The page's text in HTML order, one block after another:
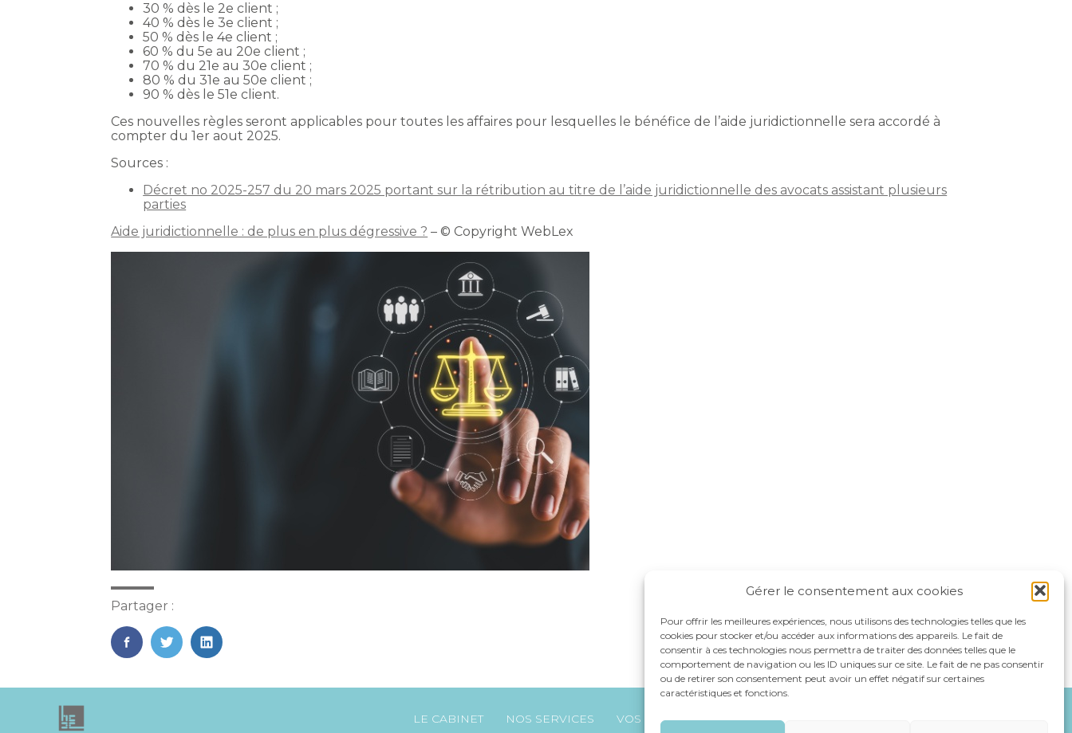
Gérer le consentement aux cookies
Pour offrir les meilleures expériences, nous utilisons des technologies telles que les
cookies pour stocker et/ou accéder aux informations des appareils. Le fait de
consentir à ces technologies nous permettra de traiter des données telles que le
comportement de navigation ou les ID uniques sur ce site. Le fait de ne pas consentir
ou de retirer son consentement peut avoir un effet négatif sur certaines
caractéristiques et fonctions.
30 % dès le 2e client ;
40 % dès le 3e client ;
50 % dès le 4e client ;
60 % du 5e au 20e client ;
70 % du 21e au 30e client ;
80 % du 31e au 50e client ;
90 % dès le 51e client.
Ces nouvelles règles seront applicables pour toutes les affaires pour lesquelles le bénéfice de l’aide juridictionnelle sera accordé à
compter du 1er aout 2025.
Sources :
Décret no 2025-257 du 20 mars 2025 portant sur la rétribution au titre de l’aide juridictionnelle des avocats assistant plusieurs
parties
Aide juridictionnelle : de plus en plus dégressive ? – © Copyright WebLex
Partager :
FaceBook
TwitterLinkedIn
Footer
LE CABINET NOS SERVICES VOS OUTILS NOS SPÉCIALITÉS